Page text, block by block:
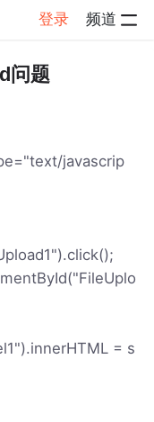
登录 频道
问题
javascrip
= s